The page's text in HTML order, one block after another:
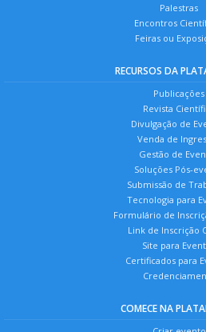
Palestras
Encontros
Feiras ou
RECURSOS DA
Publicações
Revista
Divulgação de
Venda de
Gestão de
Soluções Pós-
Submissão de
Tecnologia para
Formulário de
Link de Inscrição
Site para
Certificados para
COMECE NA